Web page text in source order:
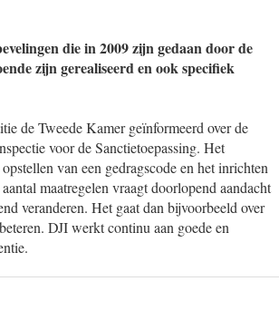
die in 2009 zijn gedaan door de
zijn gerealiseerd en ook specifiek
de Tweede Kamer geïnformeerd over de
voor de Sanctietoepassing. Het
van een gedragscode en het inrichten
maatregelen vraagt doorlopend aandacht
veranderen. Het gaat dan bijvoorbeeld over
DJI werkt continu aan goede en